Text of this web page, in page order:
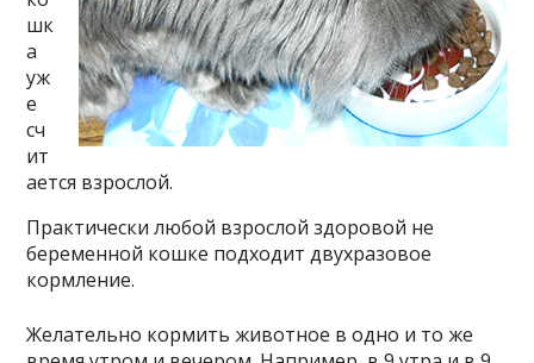
шк
а
уж
е
сч
ит
ается взрослой.
Практически любой взрослой здоровой не
беременной кошке подходит двухразовое
кормление.
Желательно кормить животное в одно и то же